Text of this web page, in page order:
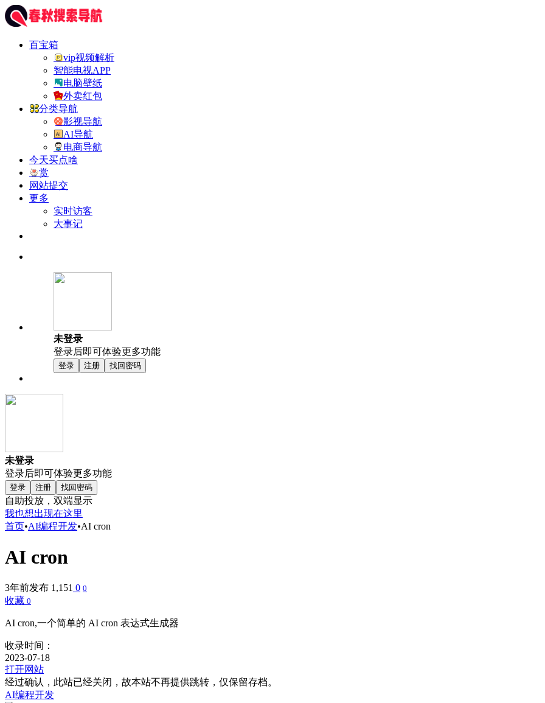
百宝箱
vip视频解析
智能电视APP
电脑壁纸
外卖红包
分类导航
影视导航
AI导航
电商导航
今天买点啥
赏
网站提交
更多
实时访客
大事记
未登录
登录后即可体验更多功能
登录 注册 找回密码
未登录
登录后即可体验更多功能
登录 注册 找回密码
自助投放，双端显示
我也想出现在这里
首页•AI编程开发•AI cron
AI cron
3年前发布 1,151 0 0
收藏 0
AI cron,一个简单的 AI cron 表达式生成器
收录时间：
2023-07-18
打开网站
经过确认，此站已经关闭，故本站不再提供跳转，仅保留存档。
AI编程开发